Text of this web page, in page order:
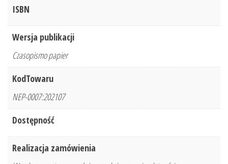
ISBN
Wersja publikacji
Czasopismo papier
KodTowaru
NEP-0007:202107
Dostępność
Realizacja zamówienia